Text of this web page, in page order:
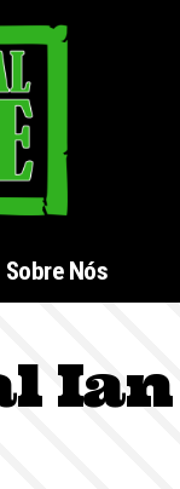
Sobre Nós
Ian